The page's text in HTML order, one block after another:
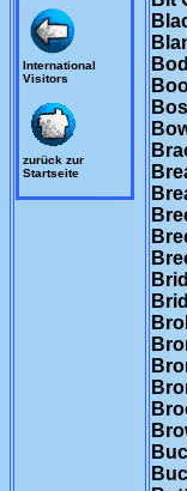
International
Visitors
zurück zur
Startseite